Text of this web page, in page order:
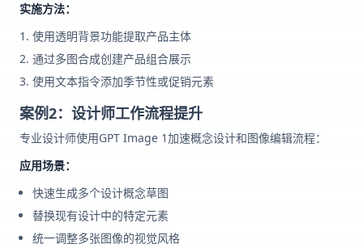
实施方法：
使用透明背景功能提取产品主体
通过多图合成创建产品组合展示
使用文本指令添加季节性或促销元素
案例2：设计师工作流程提升
专业设计师使用GPT Image 1加速概念设计和图像编辑流程：
应用场景：
快速生成多个设计概念草图
替换现有设计中的特定元素
统一调整多张图像的视觉风格